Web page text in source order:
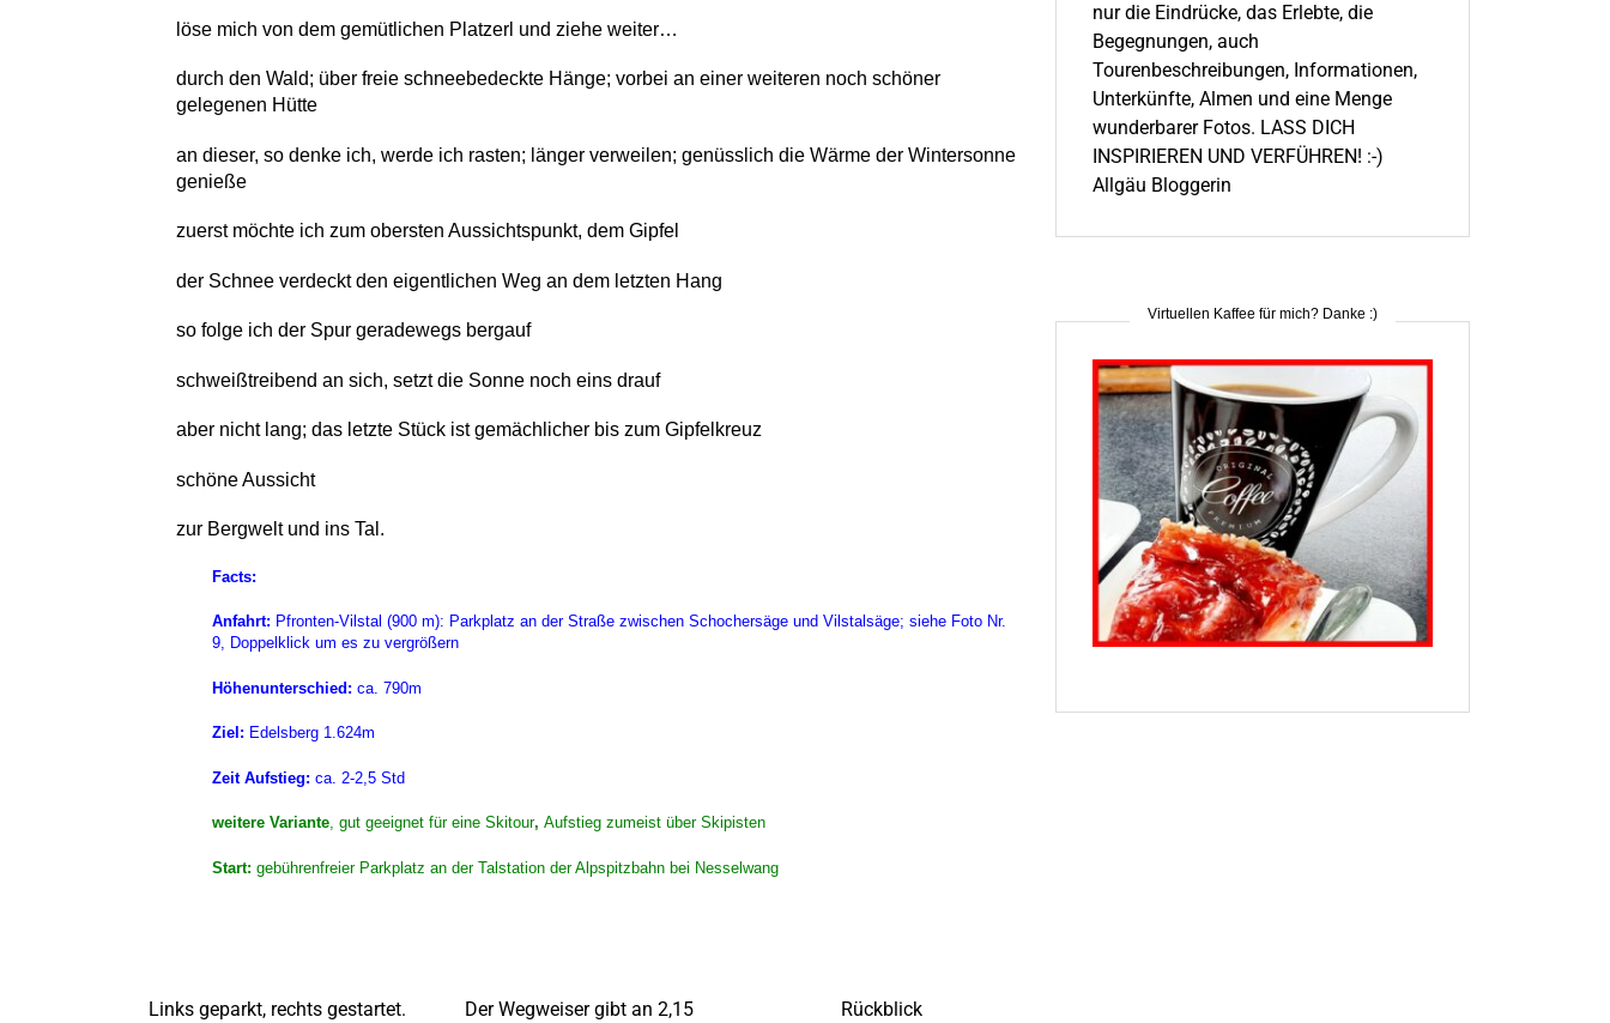
löse mich von dem gemütlichen Platzerl und ziehe weiter…
durch den Wald; über freie schneebedeckte Hänge; vorbei an einer weiteren noch schöner
gelegenen Hütte
an dieser, so denke ich, werde ich rasten; länger verweilen; genüsslich die Wärme der Wintersonne
genieße
zuerst möchte ich zum obersten Aussichtspunkt, dem Gipfel
der Schnee verdeckt den eigentlichen Weg an dem letzten Hang
so folge ich der Spur geradewegs bergauf
schweißtreibend an sich, setzt die Sonne noch eins drauf
aber nicht lang; das letzte Stück ist gemächlicher bis zum Gipfelkreuz
schöne Aussicht
zur Bergwelt und ins Tal.
Facts:
Anfahrt: Pfronten-Vilstal (900 m): Parkplatz an der Straße zwischen Schochersäge und Vilstalsäge; siehe Foto Nr.
9, Doppelklick um es zu vergrößern
Höhenunterschied: ca. 790m
Ziel: Edelsberg 1.624m
Zeit Aufstieg: ca. 2-2,5 Std
weitere Variante, gut geeignet für eine Skitour, Aufstieg zumeist über Skipisten
Start: gebührenfreier Parkplatz an der Talstation der Alpspitzbahn bei Nesselwang
Links geparkt, rechts gestartet.
Der Wegweiser gibt an 2,15
Rückblick
nur die Eindrücke, das Erlebte, die
Begegnungen, auch
Tourenbeschreibungen, Informationen,
Unterkünfte, Almen und eine Menge
wunderbarer Fotos. LASS DICH
INSPIRIEREN UND VERFÜHREN! :-)
Allgäu Bloggerin
Virtuellen Kaffee für mich? Danke :)